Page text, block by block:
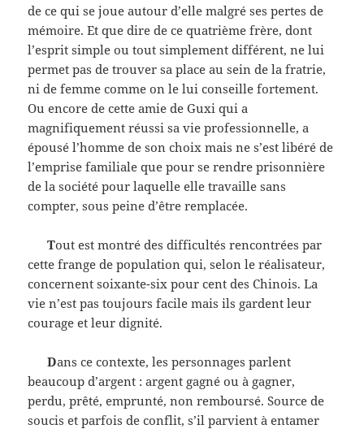
de ce qui se joue autour d’elle malgré ses pertes de
mémoire. Et que dire de ce quatrième frère, dont
l’esprit simple ou tout simplement différent, ne lui
permet pas de trouver sa place au sein de la fratrie,
ni de femme comme on le lui conseille fortement.
Ou encore de cette amie de Guxi qui a
magnifiquement réussi sa vie professionnelle, a
épousé l’homme de son choix mais ne s’est libéré de
l’emprise familiale que pour se rendre prisonnière
de la société pour laquelle elle travaille sans
compter, sous peine d’être remplacée.
Tout est montré des difficultés rencontrées par
cette frange de population qui, selon le réalisateur,
concernent soixante-six pour cent des Chinois. La
vie n’est pas toujours facile mais ils gardent leur
courage et leur dignité.
Dans ce contexte, les personnages parlent
beaucoup d’argent : argent gagné ou à gagner,
perdu, prêté, emprunté, non remboursé. Source de
soucis et parfois de conflit, s’il parvient à entamer